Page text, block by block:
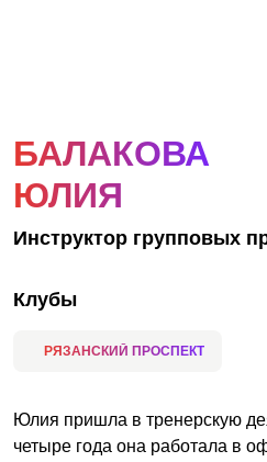
БАЛАКОВА
ЮЛИЯ
Инструктор групповых
Клубы
РЯЗАНСКИЙ ПРОСПЕКТ
Юлия пришла в тренерскую
четыре года она работала в